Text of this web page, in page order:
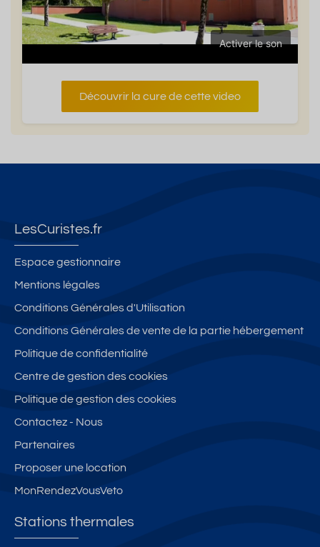
Activer le son
Découvrir la cure de cette video
LesCuristes.fr
Espace gestionnaire
Mentions légales
Conditions Générales d'Utilisation
Conditions Générales de vente de la partie hébergement
Politique de confidentialité
Centre de gestion des cookies
Politique de gestion des cookies
Contactez - Nous
Partenaires
Proposer une location
MonRendezVousVeto
Stations thermales